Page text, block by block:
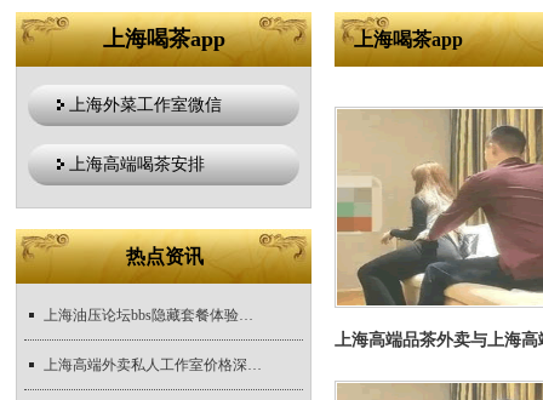
上海喝茶app
上海外菜工作室微信
上海高端喝茶安排
热点资讯
上海油压论坛bbs隐藏套餐体验实录
上海高端外卖私人工作室价格深度解析
上海喝茶app